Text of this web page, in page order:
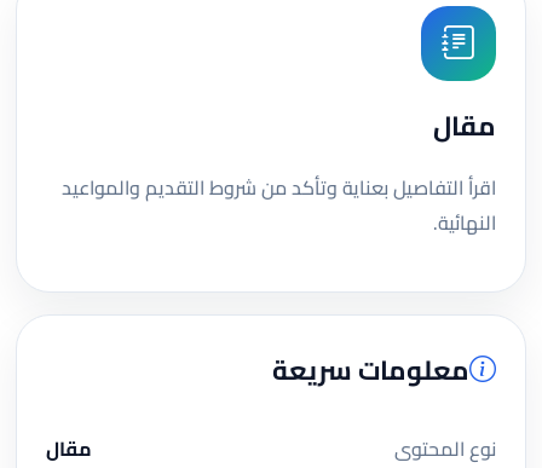
مقال
اقرأ التفاصيل بعناية وتأكد من شروط التقديم والمواعيد
النهائية.
معلومات سريعة
نوع المحتوى
مقال